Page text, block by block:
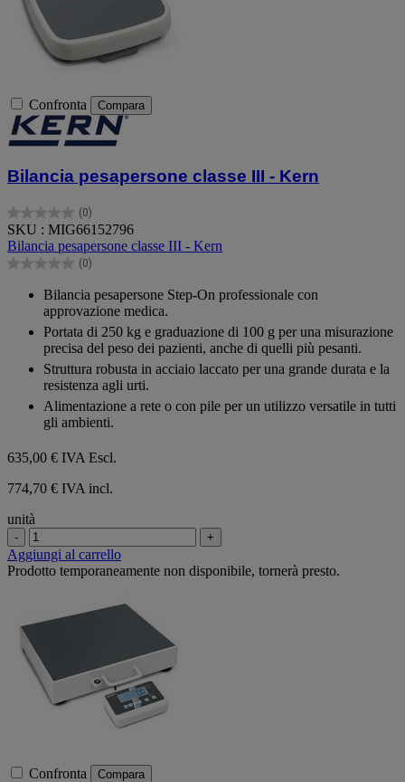
Confronta Compara
Bilancia pesapersone classe III - Kern
(0)
0.0
su
5
stelle.
SKU : MIG66152796
Bilancia pesapersone classe III - Kern
(0)
0.0
Bilancia pesapersone Step-On professionale con
approvazione medica.
Portata di 250 kg e graduazione di 100 g per una misurazione
precisa del peso dei pazienti, anche di quelli più pesanti.
Struttura robusta in acciaio laccato per una grande durata e la
resistenza agli urti.
Alimentazione a rete o con pile per un utilizzo versatile in tutti
gli ambienti.
635,00 € IVA Escl.
774,70 € IVA incl.
unità
- +
Aggiungi al carrello
Prodotto temporaneamente non disponibile, tornerà presto.
Confronta Compara